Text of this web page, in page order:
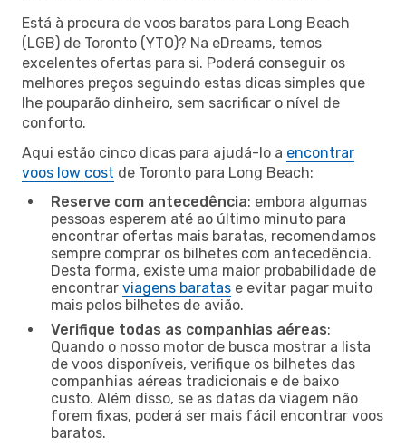
Está à procura de voos baratos para Long Beach
(LGB) de Toronto (YTO)? Na eDreams, temos
excelentes ofertas para si. Poderá conseguir os
melhores preços seguindo estas dicas simples que
lhe pouparão dinheiro, sem sacrificar o nível de
conforto.
Aqui estão cinco dicas para ajudá-lo a encontrar
voos low cost de Toronto para Long Beach:
Reserve com antecedência: embora algumas
pessoas esperem até ao último minuto para
encontrar ofertas mais baratas, recomendamos
sempre comprar os bilhetes com antecedência.
Desta forma, existe uma maior probabilidade de
encontrar viagens baratas e evitar pagar muito
mais pelos bilhetes de avião.
Verifique todas as companhias aéreas:
Quando o nosso motor de busca mostrar a lista
de voos disponíveis, verifique os bilhetes das
companhias aéreas tradicionais e de baixo
custo. Além disso, se as datas da viagem não
forem fixas, poderá ser mais fácil encontrar voos
baratos.